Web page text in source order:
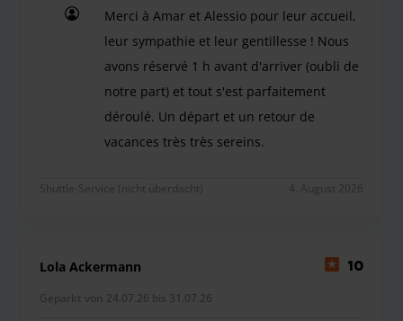
Merci à Amar et Alessio pour leur accueil,
leur sympathie et leur gentillesse ! Nous
avons réservé 1 h avant d'arriver (oubli de
notre part) et tout s'est parfaitement
déroulé. Un départ et un retour de
vacances très très sereins.
Shuttle-Service (nicht überdacht) 4. August 2026
Lola Ackermann 10
Geparkt von 24.07.26 bis 31.07.26